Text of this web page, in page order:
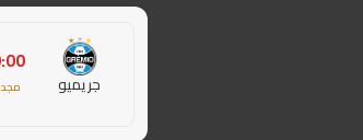
جريميو